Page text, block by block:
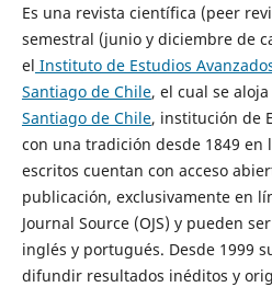
Es una revista científica (peer
semestral (junio y diciembre de
el Instituto de Estudios
Santiago de Chile, el cual se
Santiago de Chile, institución de
con una tradición desde 1849 en
escritos cuentan con acceso
publicación, exclusivamente en
Journal Source (OJS) y pueden
inglés y portugués. Desde 1999
difundir resultados inéditos y